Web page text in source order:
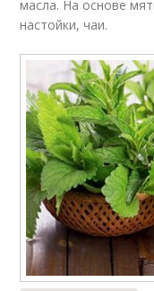
масла. На основе
настойки, чаи.